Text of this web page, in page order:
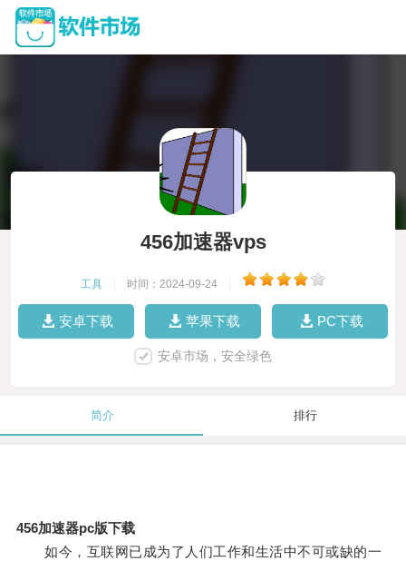
456加速器vps
工具 时间：2024-09-24
安卓下载 苹果下载 PC下载
安卓市场，安全绿色
简介 排行
456加速器pc版下载
如今，互联网已成为了人们工作和生活中不可或缺的一